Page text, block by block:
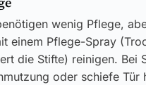
wenig Pflege,
einem Pflege-Spray
die Stifte) reinigen. Bei
oder schiefe Tür